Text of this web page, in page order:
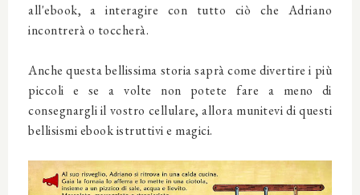
all'ebook, a interagire con tutto ciò che Adriano
incontrerà o toccherà.
Anche questa bellissima storia saprà come divertire i più
piccoli e se a volte non potete fare a meno di
consegnargli il vostro cellulare, allora munitevi di questi
bellisismi ebook istruttivi e magici.